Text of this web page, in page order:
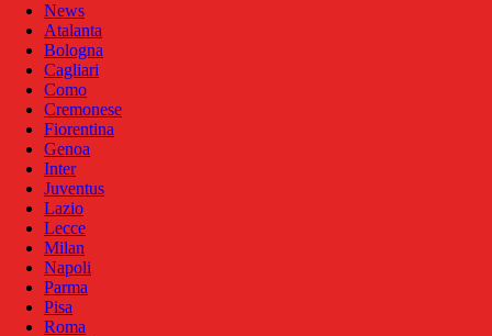
News
Atalanta
Bologna
Cagliari
Como
Cremonese
Fiorentina
Genoa
Inter
Juventus
Lazio
Lecce
Milan
Napoli
Parma
Pisa
Roma